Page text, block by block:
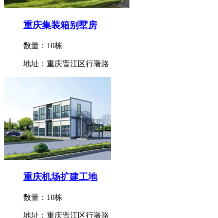
重庆集装箱别墅房
数量：10栋
地址：重庆晋江区行署路
重庆机场扩建工地
数量：10栋
地址：重庆晋江区行署路